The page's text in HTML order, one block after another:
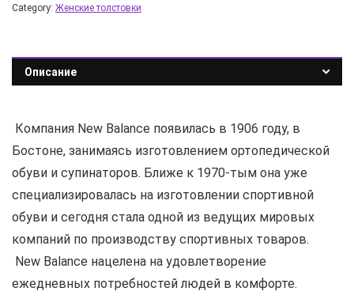
Category: Женские толстовки
Описание
Компания New Balance появилась в 1906 году, в
Бостоне, занимаясь изготовлением ортопедической
обуви и супинаторов. Ближе к 1970-тым она уже
специализировалась на изготовлении спортивной
обуви и сегодня стала одной из ведущих мировых
компаний по производству спортивных товаров.
New Balance нацелена на удовлетворение
ежедневных потребностей людей в комфорте.